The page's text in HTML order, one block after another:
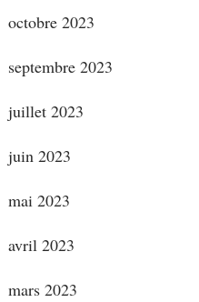
octobre 2023
septembre 2023
juillet 2023
juin 2023
mai 2023
avril 2023
mars 2023